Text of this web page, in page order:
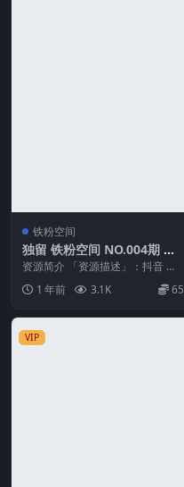
铁粉空间
独留 铁粉空间 NO.004期 最
新至：2025.2.25
资源简介 「资源描述」：抖音 独
留 铁粉空间 NO.004期 【62P2V】
最新...1 年前 3.1K 65
VIP